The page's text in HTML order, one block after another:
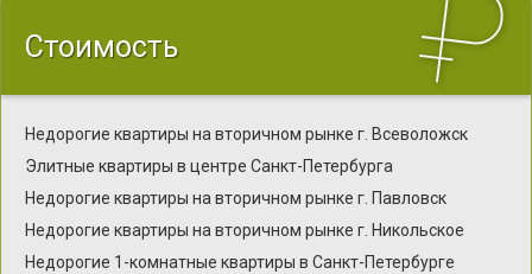
Стоимость
Недорогие квартиры на вторичном рынке г. Всеволожск
Элитные квартиры в центре Санкт-Петербурга
Недорогие квартиры на вторичном рынке г. Павловск
Недорогие квартиры на вторичном рынке г. Никольское
Недорогие 1-комнатные квартиры в Санкт-Петербурге